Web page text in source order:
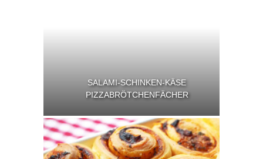
SALAMI-SCHINKEN-KÄSE
PIZZABRÖTCHENFÄCHER